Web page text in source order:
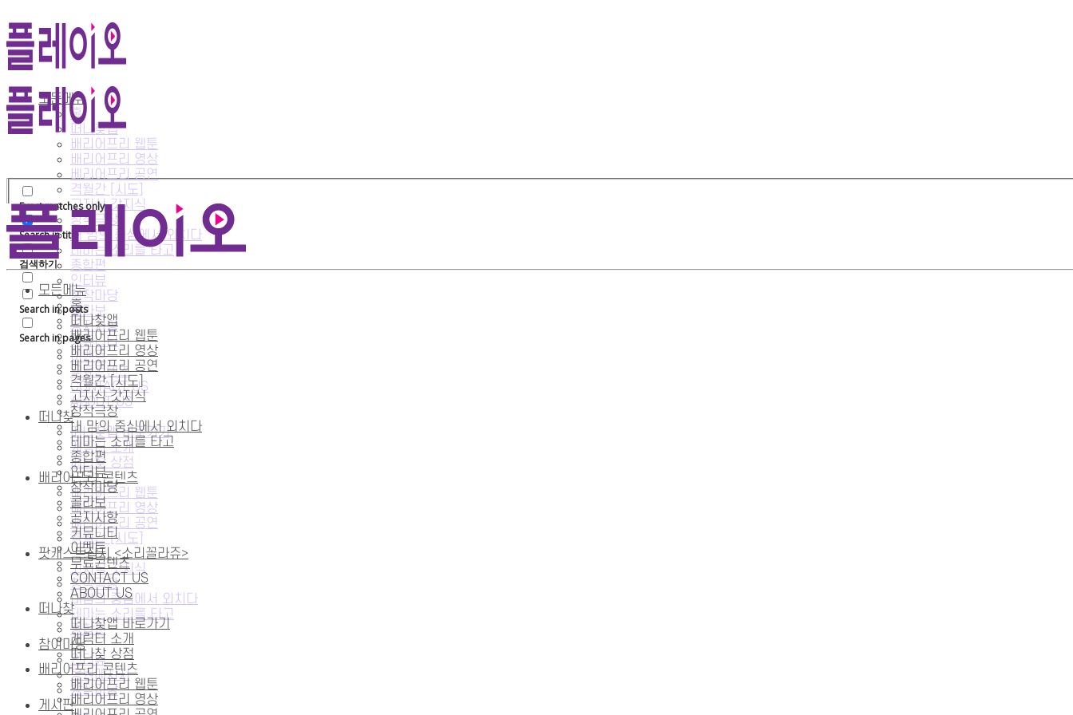
모든메뉴
홈
떠나찾앱
배리어프리 웹툰
배리어프리 영상
베리어프리 공연
격월간 [시도]
고지식 갓지식
창작극장
내 맘의 중심에서 외치다
테마는 소리를 타고
종합편
인터뷰
창작마당
콜라보
공지사항
커뮤니티
이벤트
무료콘텐츠
CONTACT US
ABOUT US
떠나찾
떠나찾앱 바로가기
캐릭터 소개
떠나찾 상점
배리어프리 콘텐츠
배리어프리 웹툰
배리어프리 영상
베리어프리 공연
격월간 [시도]
팟캐스트잡지 <소리꼴라쥬>
고지식 갓지식
창작극장
내맘의 중심에서 외치다
테마는 소리를 타고
종합편
참여마당
인터뷰
응원메시지
창작마당
게시판
Exact matches only
Search in title
검색하기
Search in posts
Search in pages
모든메뉴
홈
떠나찾앱
배리어프리 웹툰
배리어프리 영상
베리어프리 공연
격월간 [시도]
고지식 갓지식
창작극장
내 맘의 중심에서 외치다
테마는 소리를 타고
종합편
인터뷰
창작마당
콜라보
공지사항
커뮤니티
이벤트
무료콘텐츠
CONTACT US
ABOUT US
떠나찾
떠나찾앱 바로가기
캐릭터 소개
떠나찾 상점
배리어프리 콘텐츠
배리어프리 웹툰
배리어프리 영상
검색 결과가 없습니다!
검색 결과와 일치하는 내용이 없습니다.
Exact matches only
Search in title
검색하기
Search in posts
Search in pages